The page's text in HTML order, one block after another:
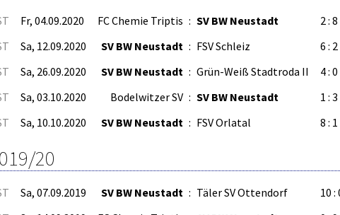
Fr, 04.09.2020 FC Chemie Triptis : SV BW Neustadt
2 : 8
Sa, 12.09.2020 SV BW Neustadt : FSV Schleiz
6 : 2
Sa, 26.09.2020 SV BW Neustadt : Grün-Weiß Stadtroda II
4 : 0
Sa, 03.10.2020 Bodelwitzer SV : SV BW Neustadt
1 : 3
Sa, 10.10.2020 SV BW Neustadt : FSV Orlatal 8 : 1
20
Sa, 07.09.2019 SV BW Neustadt : Täler SV Ottendorf
10 :